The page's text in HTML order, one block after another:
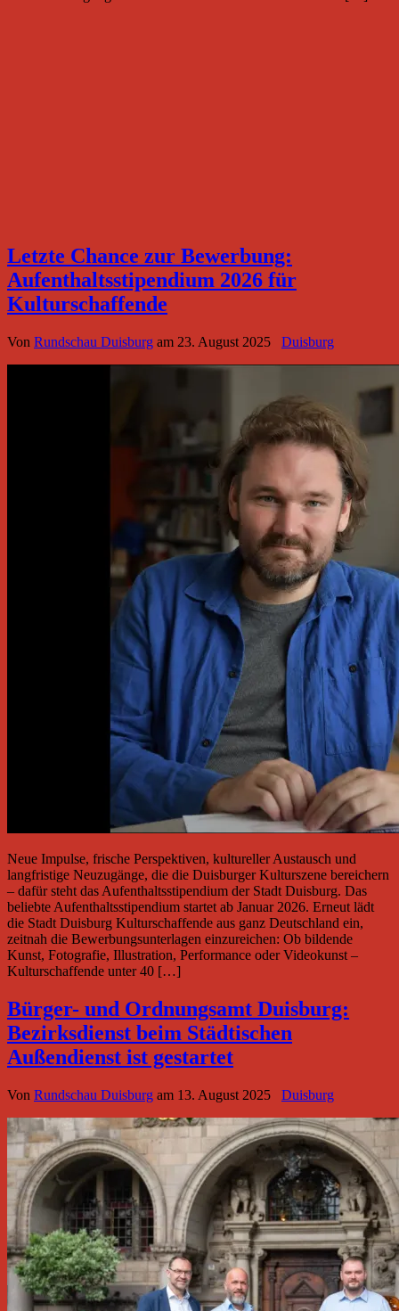
Letzte Chance zur Bewerbung:
Aufenthaltsstipendium 2026 für
Kulturschaffende
Von Rundschau Duisburg am 23. August 2025 Duisburg
Neue Impulse, frische Perspektiven, kultureller Austausch und
langfristige Neuzugänge, die die Duisburger Kulturszene bereichern
– dafür steht das Aufenthaltsstipendium der Stadt Duisburg. Das
beliebte Aufenthaltsstipendium startet ab Januar 2026. Erneut lädt
die Stadt Duisburg Kulturschaffende aus ganz Deutschland ein,
zeitnah die Bewerbungsunterlagen einzureichen: Ob bildende
Kunst, Fotografie, Illustration, Performance oder Videokunst –
Kulturschaffende unter 40 […]
Bürger- und Ordnungsamt Duisburg:
Bezirksdienst beim Städtischen
Außendienst ist gestartet
Von Rundschau Duisburg am 13. August 2025 Duisburg